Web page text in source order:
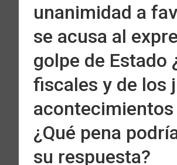
unanimidad a
se acusa al
golpe de Estado
fiscales y de los
acontecimientos
¿Qué pena
su respuesta?